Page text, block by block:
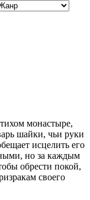
монастыре,
шайки, чьи руки
исцелить его
но за каждым
обрести покой,
своего